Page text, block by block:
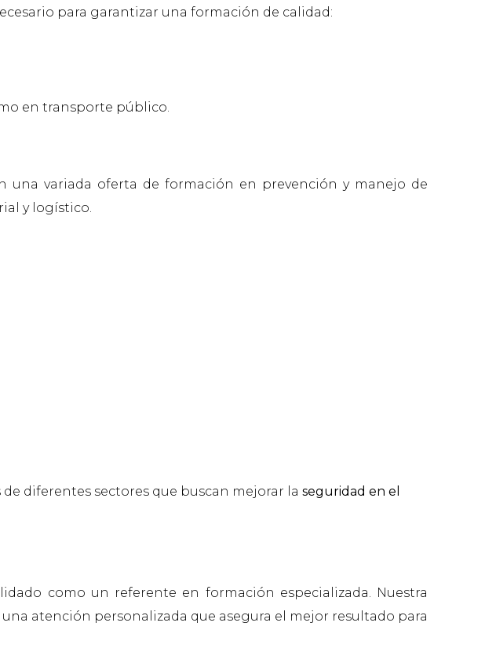
para garantizar una formación de calidad:
en transporte público.
una variada oferta de formación en prevención y manejo de
y logístico.
diferentes sectores que buscan mejorar la seguridad en el
como un referente en formación especializada. Nuestra
atención personalizada que asegura el mejor resultado para